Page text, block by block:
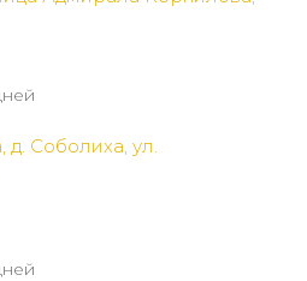
д. Соболиха, ул.